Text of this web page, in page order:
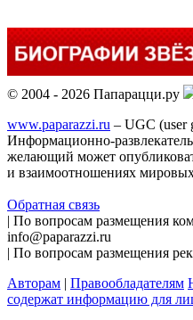
© 2004 - 2026 Папарацци.ру
www.paparazzi.ru – UGC (user
Информационно-
желающий может
и взаимоотношениях
Обратная связь
| По вопросам размещения
info@paparazzi.ru
| По вопросам размещения
Авторам | Правообладателям
содержат информацию для